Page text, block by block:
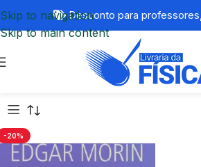
Skip to navigation
Skip to main content
Desconto para professores,
-20%